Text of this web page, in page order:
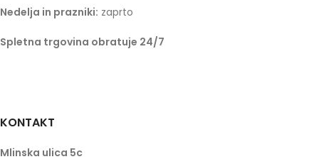
Nedelja in prazniki: zaprto
Spletna trgovina obratuje 24/7
KONTAKT
Mlinska ulica 5c